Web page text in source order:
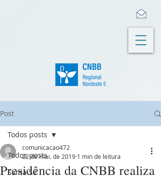
Post
Todos posts
Santa Sé
Todos posts
Presidência da CNBB realiza
comunicacao472
22 de mai. de 2019 1 min de leitura